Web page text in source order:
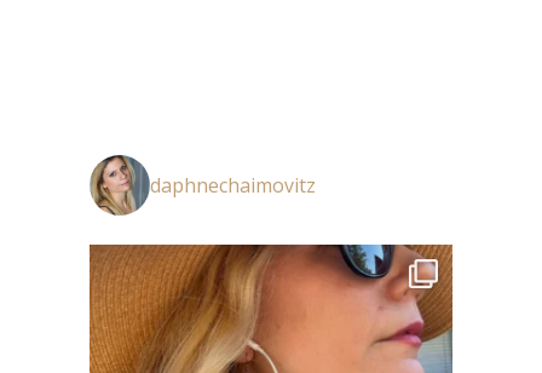
daphnechaimovitz